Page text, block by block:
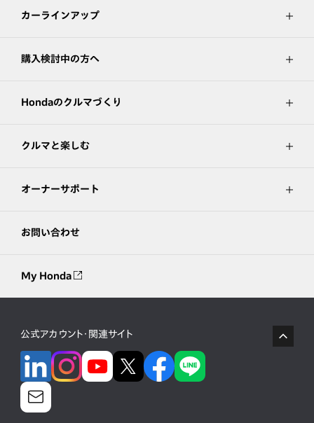
カーラインアップ
購入検討中の方へ
Hondaのクルマづくり
クルマと楽しむ
オーナーサポート
お問い合わせ
My Honda
公式アカウント・関連サイト